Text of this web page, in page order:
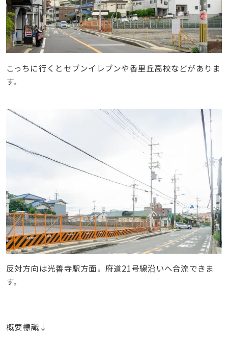
こっちに行くとセブンイレブンや香里丘高校などがありま
す。
反対方向は光善寺駅方面。府道21号線沿いへ合流できま
す。
概要標識↓